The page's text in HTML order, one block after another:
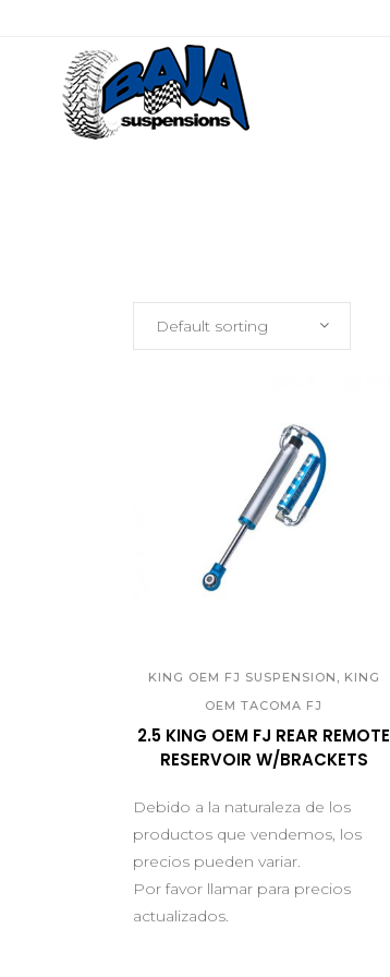
Default sorting
KING OEM FJ SUSPENSION , KING
OEM TACOMA FJ
2.5 KING OEM FJ REAR REMOTE
RESERVOIR W/BRACKETS
Debido a la naturaleza de los
productos que vendemos, los
precios pueden variar.
Por favor llamar para precios
actualizados.